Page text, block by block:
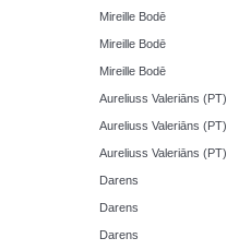
Mireille Bodē
Mireille Bodē
Mireille Bodē
Aureliuss Valeriāns (PT)
Aureliuss Valeriāns (PT)
Aureliuss Valeriāns (PT)
Darens
Darens
Darens